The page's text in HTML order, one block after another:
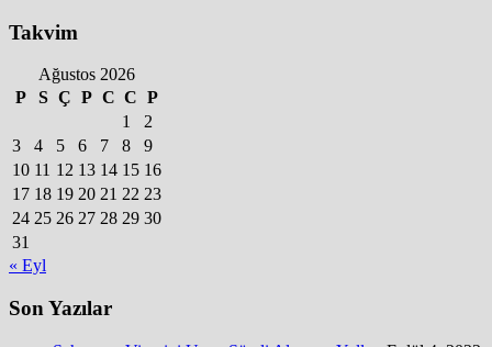
Takvim
Ağustos 2026
P
S Ç P C C P
1
2
3
4 5 6 7 8
9
10 11 12 13 14 15 16
17 18 19 20 21 22 23
24 25 26 27 28 29 30
31
« Eyl
Son Yazılar